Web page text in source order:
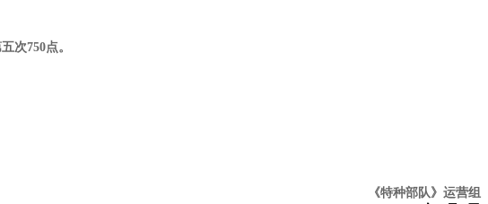
次750点。
队》运营组